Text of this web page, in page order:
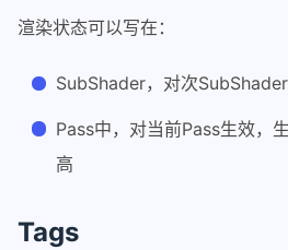
38
39
41
42
46
o.Albedo
o.Alpha
        ENDCG
    FallBack
渲染状态可以写在：
SubShader，对次
Pass中，对当前Pass生效，
高
Tags